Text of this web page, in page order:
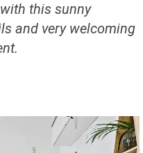
with this sunny
and very welcoming